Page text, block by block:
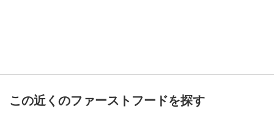
この近くのファーストフードを探す